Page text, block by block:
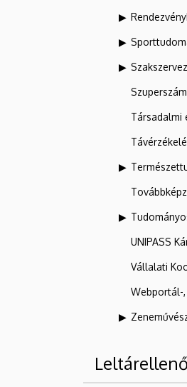
Társadalmi
UNIPASS
Vállalati
Webportál-,